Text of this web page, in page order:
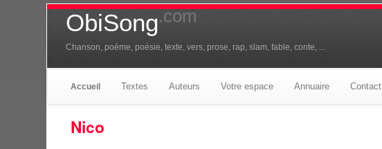
ObiSong.com
Chanson, poéme, poésie, texte, vers, prose, rap, slam, fable, conte, ...
Accueil Textes Auteurs Votre espace Annuaire Contact
Nico